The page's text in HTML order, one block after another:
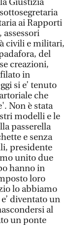
Giustizia
ai Rapporti
civili e militari,
del
creazioni,
in
si e’ tenuto
che
Non è stata
modelli e le
passerella
e senza
presidente
unito due
hanno in
loro
lo abbiamo
diventato un
al
un ponte